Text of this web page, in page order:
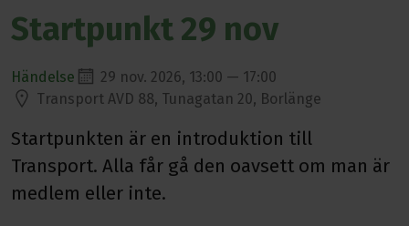
Startpunkt 29 nov
Händelse
29 nov. 2026, 13:00 — 17:00
Transport AVD 88, Tunagatan 20, Borlänge
Startpunkten är en introduktion till
Transport. Alla får gå den oavsett om man är
medlem eller inte.